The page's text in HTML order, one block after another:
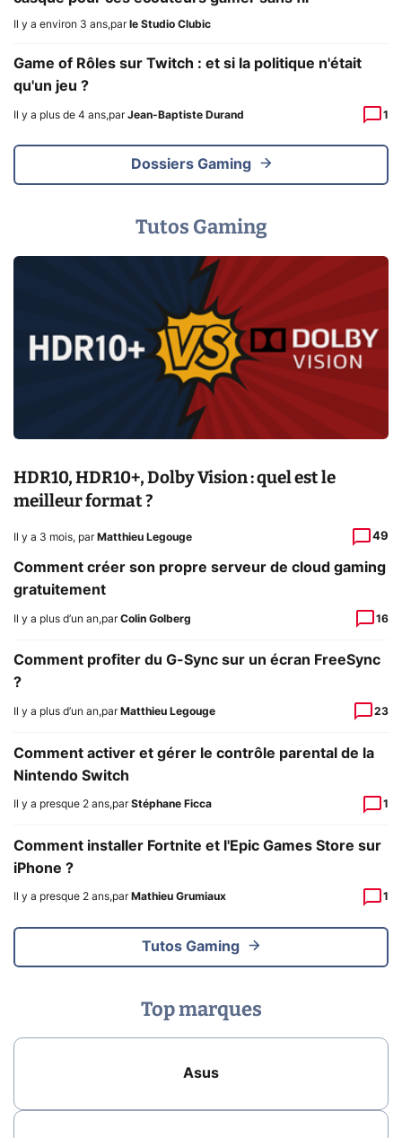
Il y a environ 3 ans,par le Studio Clubic
Game of Rôles sur Twitch : et si la politique n'était
qu'un jeu ?
Il y a plus de 4 ans,par Jean-Baptiste Durand 1
Dossiers Gaming
Tutos Gaming
HDR10, HDR10+, Dolby Vision : quel est le
meilleur format ?
Il y a 3 mois, par Matthieu Legouge 49
Comment créer son propre serveur de cloud gaming
gratuitement
Il y a plus d’un an,par Colin Golberg 16
Comment profiter du G-Sync sur un écran FreeSync
?
Il y a plus d’un an,par Matthieu Legouge 23
Comment activer et gérer le contrôle parental de la
Nintendo Switch
Il y a presque 2 ans,par Stéphane Ficca 1
Comment installer Fortnite et l'Epic Games Store sur
iPhone ?
Il y a presque 2 ans,par Mathieu Grumiaux 1
Tutos Gaming
Top marques
Asus